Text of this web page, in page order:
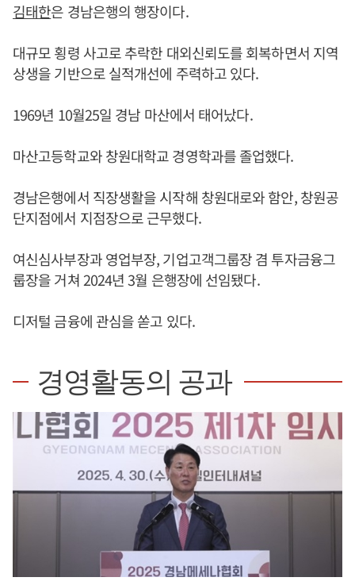
김태한은 경남은행의 행장이다.
대규모 횡령 사고로 추락한 대외신뢰도를 회복하면서 지역
상생을 기반으로 실적개선에 주력하고 있다.
1969년 10월25일 경남 마산에서 태어났다.
마산고등학교와 창원대학교 경영학과를 졸업했다.
경남은행에서 직장생활을 시작해 창원대로와 함안, 창원공
단지점에서 지점장으로 근무했다.
여신심사부장과 영업부장, 기업고객그룹장 겸 투자금융그
룹장을 거쳐 2024년 3월 은행장에 선임됐다.
디저털 금융에 관심을 쏟고 있다.
경영활동의 공과